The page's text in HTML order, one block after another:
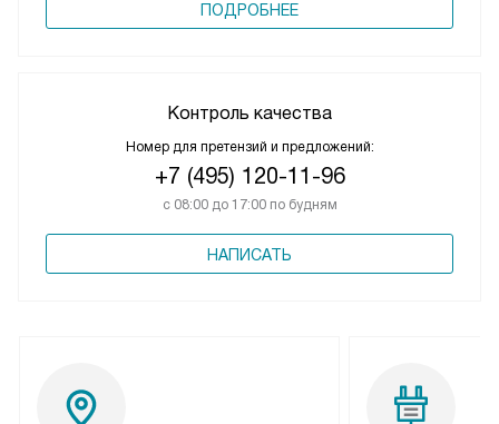
ПОДРОБНЕЕ
Контроль качества
Номер для претензий и предложений:
+7 (495) 120-11-96
с 08:00 до 17:00 по будням
НАПИСАТЬ